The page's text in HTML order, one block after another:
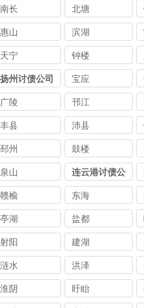
南长 北塘
惠山 滨湖
天宁 钟楼
扬州讨债公司 宝应
广陵 邗江
丰县 沛县
邳州 鼓楼
泉山
连云港讨债公
司
赣榆 东海
亭湖 盐都
射阳 建湖
涟水 洪泽
淮阴 盱眙